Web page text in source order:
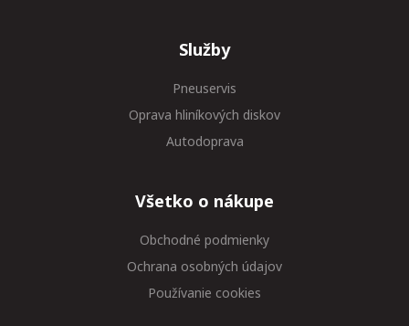
Služby
Pneuservis
Oprava hliníkových diskov
Autodoprava
Všetko o nákupe
Obchodné podmienky
Ochrana osobných údajov
Používanie cookies